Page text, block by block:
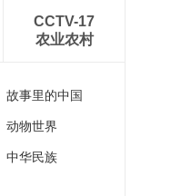
CCTV-17
农业农村
故事里的中国
动物世界
中华民族